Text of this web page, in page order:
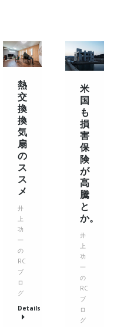
熱
交
換
換
気
扇
の
ス
ス
メ
井
上
功
一
の
RC
ブ
ロ
グ
Details
米
国
も
損
害
保
険
が
高
騰
と
か。
井
上
功
一
の
RC
ブ
ロ
グ